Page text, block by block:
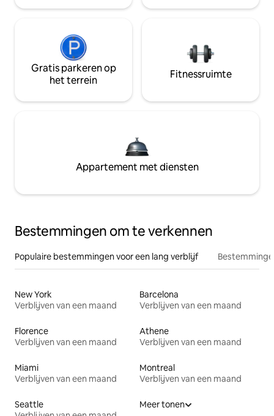
Gratis parkeren op
het terrein
Fitnessruimte
Appartement met diensten
Bestemmingen om te verkennen
Populaire bestemmingen voor een lang verblijf
New York
Verblijven van een maand
Barcelona
Verblijven van een maand
Florence
Verblijven van een maand
Athene
Verblijven van een maand
Miami
Verblijven van een maand
Montreal
Verblijven van een maand
Seattle
Meer tonen